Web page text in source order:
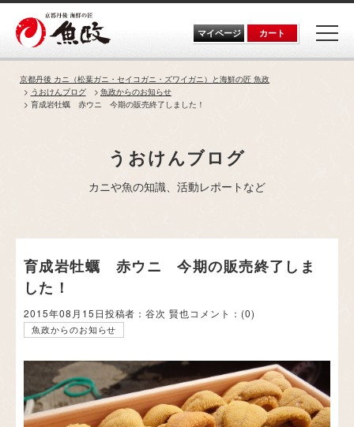
Skip
content
マイページ カート
京都丹後 カニ（松葉ガニ・セイコガニ・ズワイガニ）と海鮮の匠 魚政
うおけんブログ
魚政からのお知らせ
育成岩牡蠣 赤ウニ 今期の販売終了しました！
うおけんブログ
カニや魚の知識、活動レポートなど
育成岩牡蠣 赤ウニ 今期の販売終了しま
した！
2015年08月15日投稿者：谷次 賢也コメント： (0)
魚政からのお知らせ